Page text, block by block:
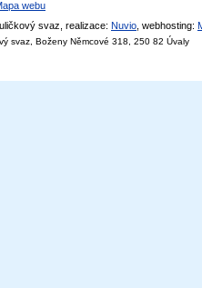
webu
svaz, realizace: Nuvio , webhosting:
svaz, Boženy Němcové 318, 250 82 Úvaly